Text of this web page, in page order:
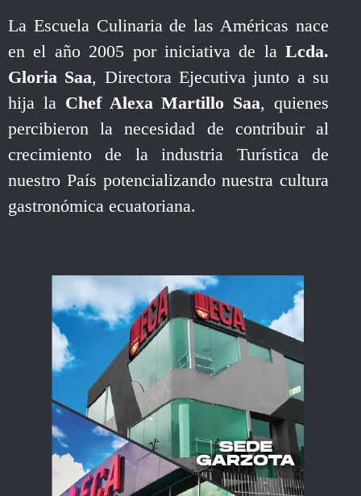
La Escuela Culinaria de las Américas nace
en el año 2005 por iniciativa de la Lcda.
Gloria Saa, Directora Ejecutiva junto a su
hija la Chef Alexa Martillo Saa, quienes
percibieron la necesidad de contribuir al
crecimiento de la industria Turística de
nuestro País potencializando nuestra cultura
gastronómica ecuatoriana.